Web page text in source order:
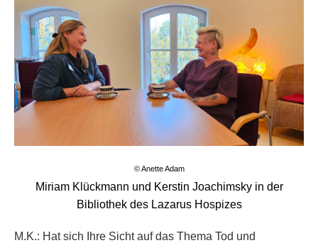
© Anette Adam
Miriam Klückmann und Kerstin Joachimsky in der
Bibliothek des Lazarus Hospizes
M.K.: Hat sich Ihre Sicht auf das Thema Tod und